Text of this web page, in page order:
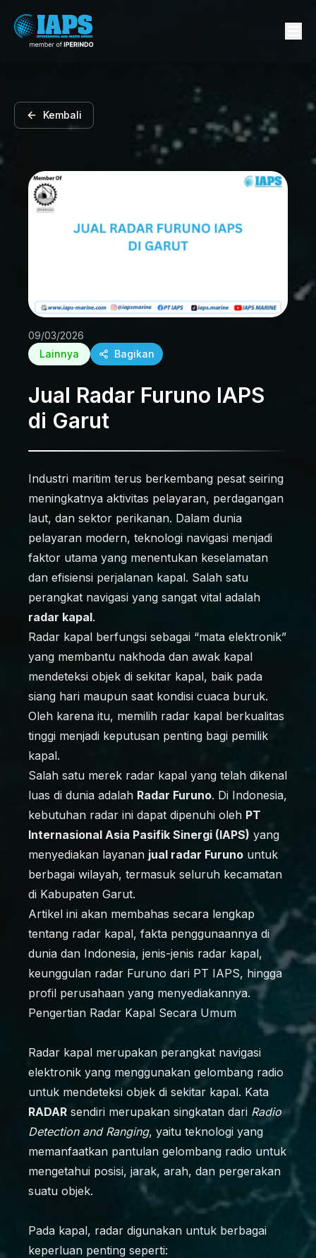
Kembali
09/03/2026
Lainnya
Bagikan
Jual Radar Furuno IAPS
di Garut
Industri maritim terus berkembang pesat seiring
meningkatnya aktivitas pelayaran, perdagangan
laut, dan sektor perikanan. Dalam dunia
pelayaran modern, teknologi navigasi menjadi
faktor utama yang menentukan keselamatan
dan efisiensi perjalanan kapal. Salah satu
perangkat navigasi yang sangat vital adalah
radar kapal.
Radar kapal berfungsi sebagai “mata elektronik”
yang membantu nakhoda dan awak kapal
mendeteksi objek di sekitar kapal, baik pada
siang hari maupun saat kondisi cuaca buruk.
Oleh karena itu, memilih radar kapal berkualitas
tinggi menjadi keputusan penting bagi pemilik
kapal.
Salah satu merek radar kapal yang telah dikenal
luas di dunia adalah Radar Furuno. Di Indonesia,
kebutuhan radar ini dapat dipenuhi oleh PT
Internasional Asia Pasifik Sinergi (IAPS) yang
menyediakan layanan jual radar Furuno untuk
berbagai wilayah, termasuk seluruh kecamatan
di Kabupaten Garut.
Artikel ini akan membahas secara lengkap
tentang radar kapal, fakta penggunaannya di
dunia dan Indonesia, jenis-jenis radar kapal,
keunggulan radar Furuno dari PT IAPS, hingga
profil perusahaan yang menyediakannya.
Pengertian Radar Kapal Secara Umum
Radar kapal merupakan perangkat navigasi
elektronik yang menggunakan gelombang radio
untuk mendeteksi objek di sekitar kapal. Kata
RADAR sendiri merupakan singkatan dari Radio
Detection and Ranging, yaitu teknologi yang
memanfaatkan pantulan gelombang radio untuk
mengetahui posisi, jarak, arah, dan pergerakan
suatu objek.
Pada kapal, radar digunakan untuk berbagai
keperluan penting seperti: